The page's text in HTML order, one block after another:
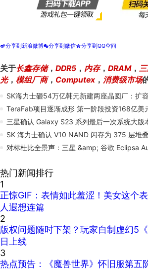
t分享到新浪微博w分享到微信z分享到QQ空间
关于长鑫存储， DDR5 ， 内存， DRAM，
光， 模组厂商， Computex ， 消费级市场
TeraFab项目逐渐成形 第一阶段投资168亿美
热门新闻排行
1
正惊GIF：表情如此羞涩！美女这个
人遐想连篇
2
版权问题随时下架？玩家自制虚幻5
日上线
3
热点预告：《魔兽世界》怀旧服第五